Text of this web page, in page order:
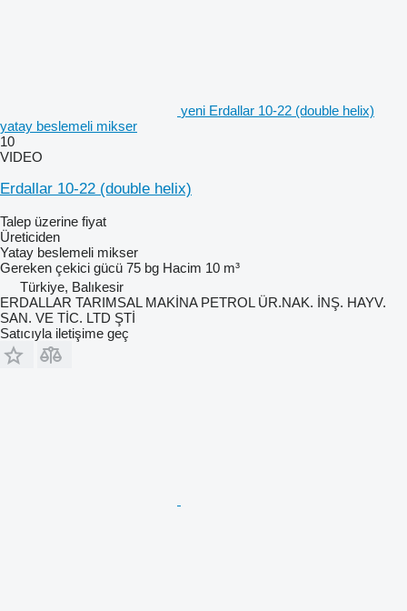
yeni Erdallar 10-22 (double helix)
yatay beslemeli mikser
10
VIDEO
Erdallar 10-22 (double helix)
Talep üzerine fiyat
Üreticiden
Yatay beslemeli mikser
Gereken çekici gücü 75 bg Hacim 10 m³
Türkiye, Balıkesir
ERDALLAR TARIMSAL MAKİNA PETROL ÜR.NAK. İNŞ. HAYV.
SAN. VE TİC. LTD ŞTİ
Satıcıyla iletişime geç